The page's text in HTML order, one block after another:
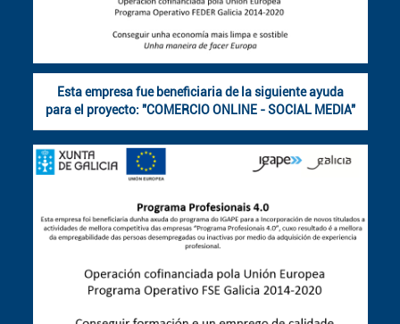
Esta empresa fue beneficiaria de la siguiente ayuda
para el proyecto: "COMERCIO ONLINE - SOCIAL MEDIA"